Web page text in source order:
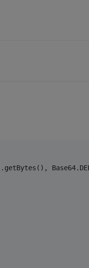
.getBytes(),